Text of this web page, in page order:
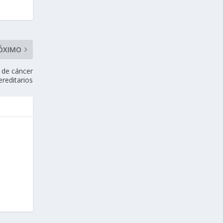
cáncer